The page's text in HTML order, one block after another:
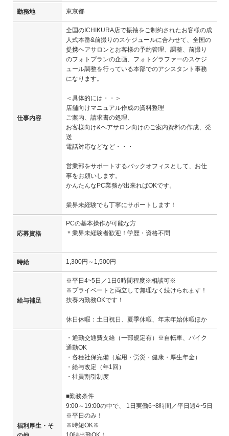
勤務地 東京都
仕事内容
全国のICHIKURA店で振袖をご制約されたお客様の成
人式本番&前撮りのスケジュールに合わせて、全国の
提携ヘアサロンとお客様の予約管理、調整、前撮り
のフォトプランの企画、フォトグラファーのスケジ
ュール調整を行っている本部でのアシスタント事務
になります。
＜具体的には・・＞
店舗向けマニュアル作成の資料整理
ご案内、請求書の処理、
お客様向け&ヘアサロン向けのご案内資料の作成、発
送
電話対応などなど・・・
営業部をサポートするバックオフィスとして、お仕
事をお願いします。
かんたんなPC業務が出来ればOKです。
業界未経験でも丁寧にサポートします！
応募資格
PCの基本操作が可能な方
＊業界未経験者歓迎！学歴・資格不問
時給 1,300円～1,500円
給与補足
※平日4~5日／1日6時間程度※相談可※
※プライベートと両立して無理なく続けられます！
扶養内勤務OKです！
休日休暇：土日祝日、夏季休暇、年末年始休暇ほか
福利厚生・そ
・通勤交通費支給（一部規定有）※自転車、バイク
通勤OK
・各種社保完備（雇用・労災・健康・厚生年金）
・給与改定（年1回）
・社員割引制度
■勤務条件
9:00～19:00の中で、 1日実働6~8時間／平日週4~5日
※平日のみ！
※時短OK※